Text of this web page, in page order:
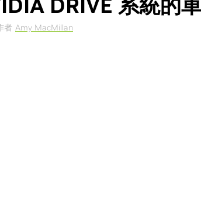
DRIVE 系統的
者 Amy MacMillan